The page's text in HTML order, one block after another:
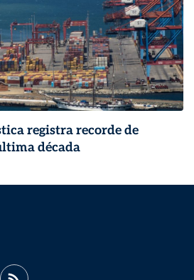
registra recorde de
década